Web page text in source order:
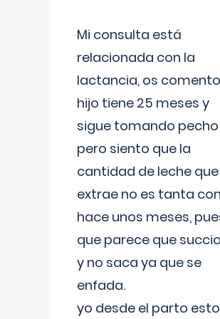
Mi consulta está
relacionada con la
lactancia, os
hijo tiene 25 meses y
sigue tomando pecho
pero siento que la
cantidad de leche que
extrae no es tanta
hace unos meses,
que parece que
y no saca ya que se
enfada.
yo desde el parto